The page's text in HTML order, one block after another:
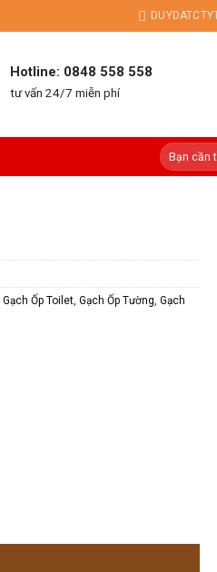
Hotline: 0848 558 558
tư vấn 24/7 miễn phí
Gạch Ốp Toilet, Gạch Ốp Tường, Gạch